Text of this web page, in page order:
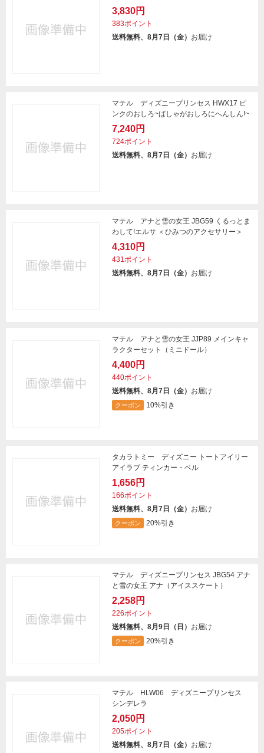
3,830円
383ポイント
送料無料、8月7日（金） お届け
マテル ディズニープリンセス HWX17 ピ
ンクのおしろ~ばしゃがおしろにへんしん!~
7,240円
724ポイント
送料無料、8月7日（金） お届け
マテル アナと雪の女王 JBG59 くるっとま
わして!エルサ ＜ひみつのアクセサリー＞
4,310円
431ポイント
送料無料、8月7日（金） お届け
マテル アナと雪の女王 JJP89 メインキャ
ラクターセット（ミニドール）
4,400円
440ポイント
送料無料、8月7日（金） お届け
クーポン 10%引き
タカラトミー ディズニー トートアイリー
アイラブ ティンカー・ベル
1,656円
166ポイント
送料無料、8月7日（金） お届け
クーポン 20%引き
マテル ディズニープリンセス JBG54 アナ
と雪の女王 アナ（アイススケート）
2,258円
226ポイント
送料無料、8月9日（日） お届け
クーポン 20%引き
マテル HLW06 ディズニープリンセス
シンデレラ
2,050円
205ポイント
送料無料、8月7日（金） お届け